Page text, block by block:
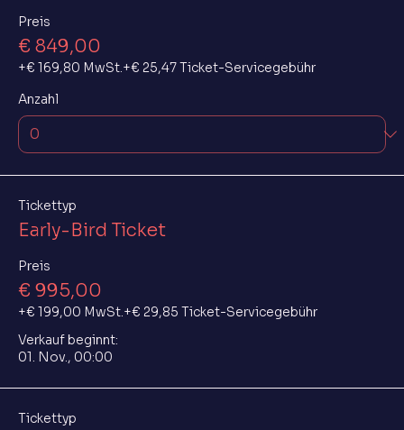
Preis
€ 849,00
+€ 169,80 MwSt.+€ 25,47 Ticket-Servicegebühr
Anzahl
Tickettyp
Early-Bird Ticket
Preis
€ 995,00
+€ 199,00 MwSt.+€ 29,85 Ticket-Servicegebühr
Verkauf beginnt:
01. Nov., 00:00
Tickettyp